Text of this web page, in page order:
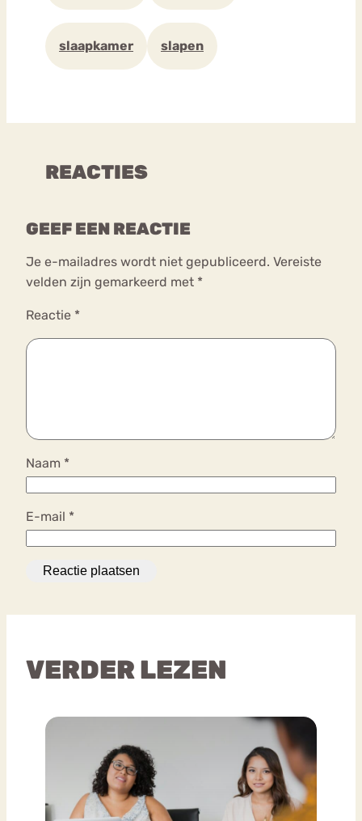
slaapkamer slapen
REACTIES
GEEF EEN REACTIE
Je e-mailadres wordt niet gepubliceerd. Vereiste
velden zijn gemarkeerd met *
Reactie *
Naam *
E-mail *
VERDER LEZEN